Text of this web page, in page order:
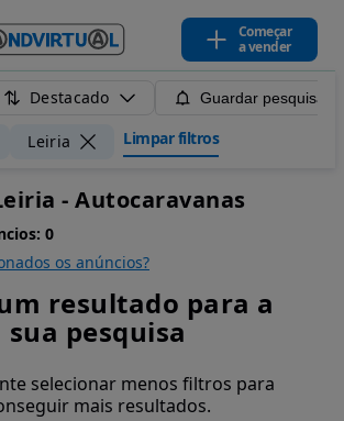
Começar
a vender
Destacado Guardar pesquisa
Leiria Limpar filtros
- Autocaravanas
0
os anúncios?
resultado para a
sua pesquisa
selecionar menos filtros para
mais resultados.